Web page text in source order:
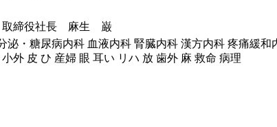
締役社長 麻生 巌
泌・糖尿病内科 血液内科 腎臓内科 漢方内科 疼痛緩
外 皮 ひ 産婦 眼 耳い リハ 放 歯外 麻 救命 病理